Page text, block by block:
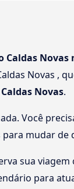
Novas
Novas ,
Novas.
Você
para mudar de
sua viagem
para